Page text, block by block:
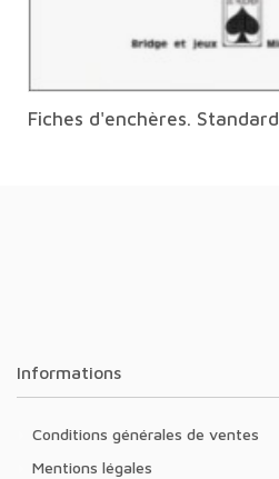
Fiches d'enchères. Standard
Informations
Conditions générales de ventes
Mentions légales